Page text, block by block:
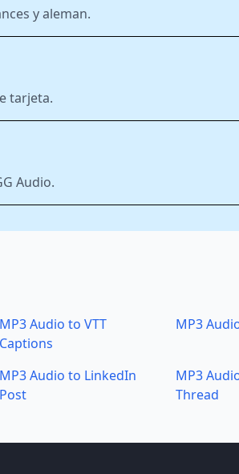
y aleman.
tarjeta.
Audio.
MP3 Audio to VTT
Captions
MP3
MP3 Audio to LinkedIn
Post
MP3
Thread